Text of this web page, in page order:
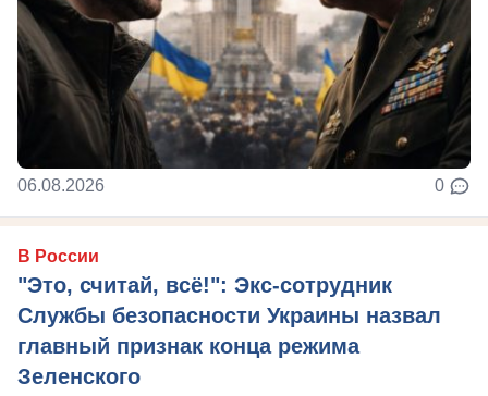
06.08.2026 0
В России
"Это, считай, всё!": Экс-сотрудник
Службы безопасности Украины назвал
главный признак конца режима
Зеленского